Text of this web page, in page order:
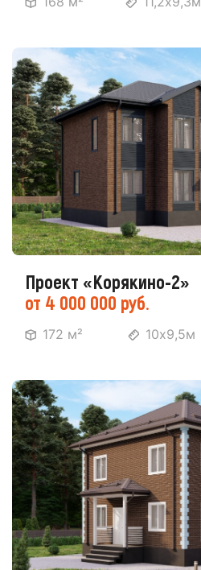
Проект «Корякино-2»
от 4 000 000 руб.
172 м² 10х9,5м